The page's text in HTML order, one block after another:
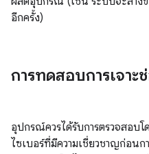
อีกครั้ง)
การทดสอบการเจา
อุปกรณ์ควรได้รับการตรวจสอบ
ไซเบอร์ที่มีความเชี่ยวชาญก่อนก